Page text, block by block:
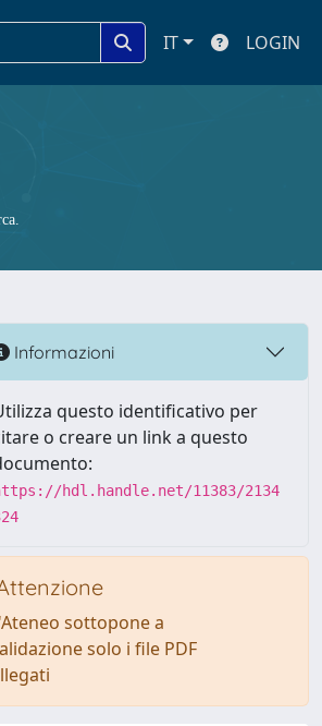
IT LOGIN
Informazioni
questo identificativo per
o creare un link a questo
hdl.handle.net/11383/2134
sottopone a
solo i file PDF